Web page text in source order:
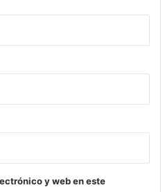
y web en este